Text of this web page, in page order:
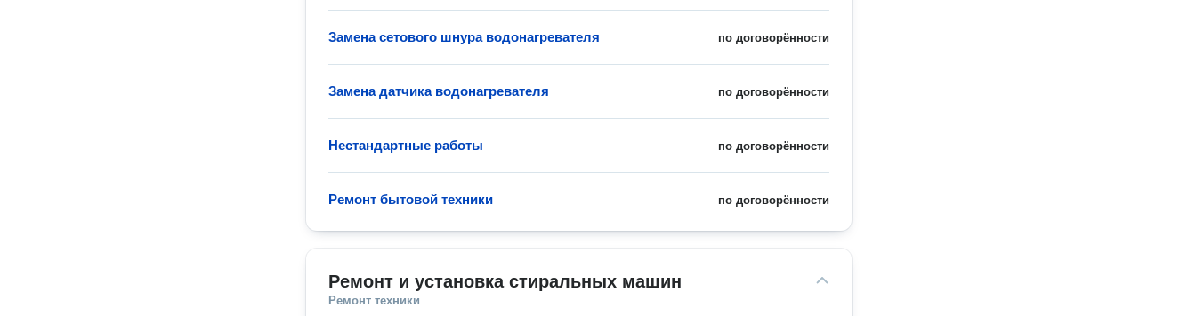
по договорённости
Замена сетового шнура водонагревателя
по договорённости
Замена датчика водонагревателя
по договорённости
Нестандартные работы
по договорённости
Ремонт бытовой техники
Ремонт и установка стиральных машин
Ремонт техники